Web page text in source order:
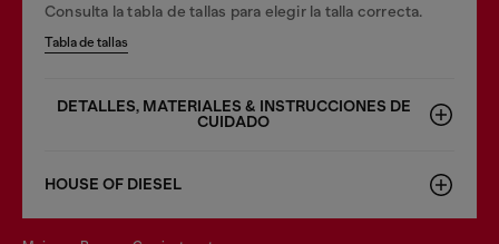
Consulta la tabla de tallas para elegir la talla correcta.
Tabla de tallas
DETALLES, MATERIALES & INSTRUCCIONES DE
CUIDADO
HOUSE OF DIESEL